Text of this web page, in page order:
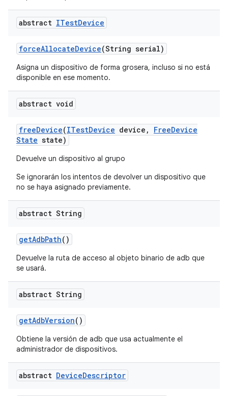
abstract ITestDevice
forceAllocateDevice(String serial)
Asigna un dispositivo de forma grosera, incluso si no está
disponible en ese momento.
abstract void
freeDevice(ITestDevice device , FreeDevice
State state)
Devuelve un dispositivo al grupo
Se ignorarán los intentos de devolver un dispositivo que
no se haya asignado previamente.
abstract String
getAdbPath()
Devuelve la ruta de acceso al objeto binario de adb que
se usará.
abstract String
getAdbVersion()
Obtiene la versión de adb que usa actualmente el
administrador de dispositivos.
abstract DeviceDescriptor